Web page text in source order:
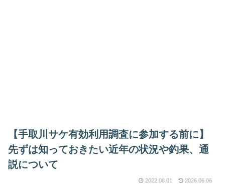
【手取川サケ有効利用調査に参加する前に】
先ずは知っておきたい近年の状況や釣果、通
説について
2022.08.01 2026.06.06